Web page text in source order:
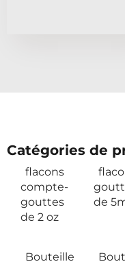
Catégories de
flacons
compte-
gouttes
de 2 oz
de
Bouteille